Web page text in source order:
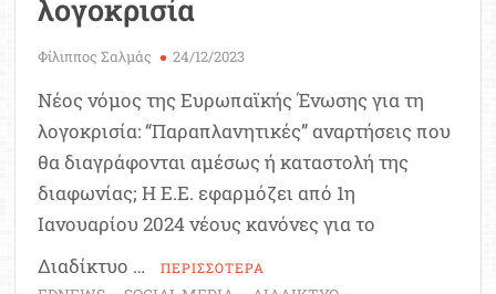
λογοκρισία
Φίλιππος Σαλμάς 24/12/2023
Νέος νόμος της Ευρωπαϊκής Ένωσης για τη
λογοκρισία: “Παραπλανητικές” αναρτήσεις που
θα διαγράφονται αμέσως ή καταστολή της
διαφωνίας; H Ε.Ε. εφαρμόζει από 1η
Ιανουαρίου 2024 νέους κανόνες για το
Διαδίκτυο …
ΠΕΡΙΣΣΟΤΕΡΑ